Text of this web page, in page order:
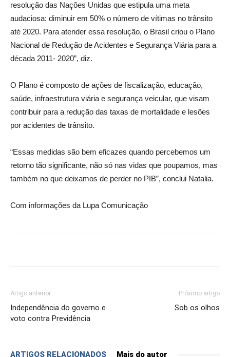
resolução das Nações Unidas que estipula uma meta
audaciosa: diminuir em 50% o número de vítimas no trânsito
até 2020. Para atender essa resolução, o Brasil criou o Plano
Nacional de Redução de Acidentes e Segurança Viária para a
década 2011- 2020”, diz.
O Plano é composto de ações de fiscalização, educação,
saúde, infraestrutura viária e segurança veicular, que visam
contribuir para a redução das taxas de mortalidade e lesões
por acidentes de trânsito.
“Essas medidas são bem eficazes quando percebemos um
retorno tão significante, não só nas vidas que poupamos, mas
também no que deixamos de perder no PIB”, conclui Natalia.
Com informações da Lupa Comunicação
Artigo anterior
Independência do governo e
voto contra Previdência
Próximo artigo
Sob os olhos
ARTIGOS RELACIONADOS Mais do autor